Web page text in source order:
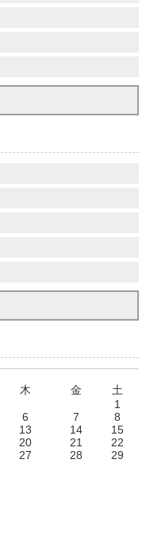
木 金
土
1
6 7
8
13 14
15
20 21
22
27 28
29